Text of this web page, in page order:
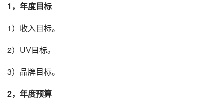
1，年度目标
1）收入目标。
2）UV目标。
3）品牌目标。
2，年度预算